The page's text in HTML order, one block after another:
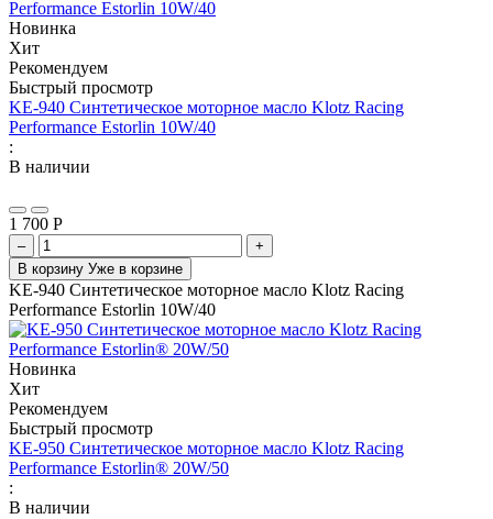
Новинка
Хит
Рекомендуем
Быстрый просмотр
KE-940 Синтетическое моторное масло Klotz Racing
Performance Estorlin 10W/40
:
В наличии
1 700 Р
–
+
В корзину Уже в корзине
KE-940 Синтетическое моторное масло Klotz Racing
Performance Estorlin 10W/40
Новинка
Хит
Рекомендуем
Быстрый просмотр
KE-950 Синтетическое моторное масло Klotz Racing
Performance Estorlin® 20W/50
:
В наличии